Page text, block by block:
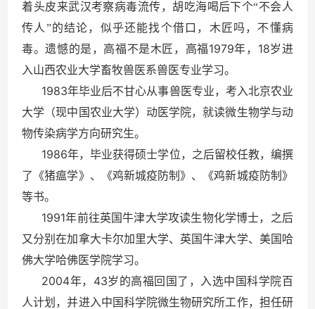
着头皮来武汉考察病毒流传，胡吃海喝后下个“不会人
传人”的结论，似乎还能找个借口，木匠吗，不懂病
毒。遗憾的是，高福不是木匠，高福1979年， 18岁进
入山西农业大学畜牧兽医系兽医专业学习。
1983年毕业后不甘心从事兽医专业，考入北京农业
大学（现中国农业大学）动医学院，就读微生物学与动
物传染病学方向研究生。
1986年，毕业获得硕士学位，之后留校任教，编撰
了《猪瘟学》、《鸡新城疫防制》、《鸡新城疫防制》
等书。
1991年前往英国牛津大学攻读生物化学博士，之后
又分别在加拿大卡尔加里大学、英国牛津大学、美国哈
佛大学哈佛医学院学习。
2004年， 43岁的高福回国了，入选中国科学院百
人计划，并进入中国科学院微生物研究所工作，担任研